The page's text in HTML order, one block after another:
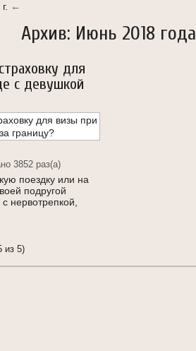
←
Архив: Июнь 2018 года
для
с девушкой
3852 раз(a)
поездку или на
подругой
нервотрепкой,
из 5)